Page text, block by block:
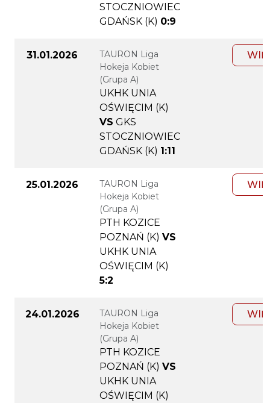
STOCZNIOWIEC
GDAŃSK (K) 0:9
31.01.2026
TAURON Liga
Hokeja Kobiet
(Grupa A)
UKHK UNIA
OŚWIĘCIM (K)
VS GKS
STOCZNIOWIEC
GDAŃSK (K) 1:11
25.01.2026
TAURON Liga
Hokeja Kobiet
(Grupa A)
PTH KOZICE
POZNAŃ (K) VS
UKHK UNIA
OŚWIĘCIM (K)
5:2
24.01.2026
TAURON Liga
Hokeja Kobiet
(Grupa A)
PTH KOZICE
POZNAŃ (K) VS
UKHK UNIA
OŚWIĘCIM (K)